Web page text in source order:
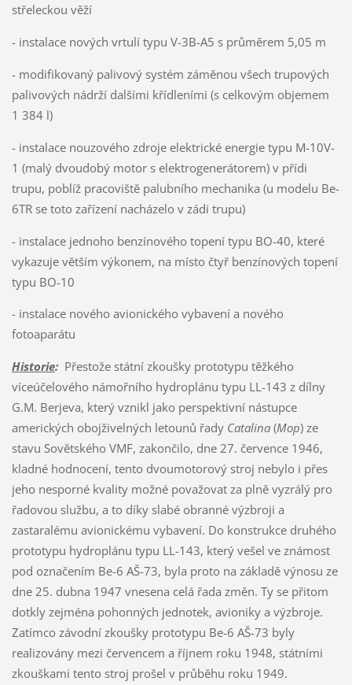
střeleckou věží
- instalace nových vrtulí typu V-3B-A5 s průměrem 5,05 m
- modifikovaný palivový systém záměnou všech trupových
palivových nádrží dalšími křídleními (s celkovým objemem
1 384 l)
- instalace nouzového zdroje elektrické energie typu M-10V-
1 (malý dvoudobý motor s elektrogenerátorem) v přídi
trupu, poblíž pracoviště palubního mechanika (u modelu Be-
6TR se toto zařízení nacházelo v zádi trupu)
- instalace jednoho benzínového topení typu BO-40, které
vykazuje větším výkonem, na místo čtyř benzínových topení
typu BO-10
- instalace nového avionického vybavení a nového
fotoaparátu
Historie:Přestože státní zkoušky prototypu těžkého
víceúčelového námořního hydroplánu typu LL-143 z dílny
G.M. Berjeva, který vznikl jako perspektivní nástupce
amerických obojživelných letounů řady Catalina(Mop) ze
stavu Sovětského VMF, zakončilo, dne 27. července 1946,
kladné hodnocení, tento dvoumotorový stroj nebylo i přes
jeho nesporné kvality možné považovat za plně vyzrálý pro
řadovou službu, a to díky slabé obranné výzbroji a
zastaralému avionickému vybavení. Do konstrukce druhého
prototypu hydroplánu typu LL-143, který vešel ve známost
pod označením Be-6 AŠ-73, byla proto na základě výnosu ze
dne 25. dubna 1947 vnesena celá řada změn. Ty se přitom
dotkly zejména pohonných jednotek, avioniky a výzbroje.
Zatímco závodní zkoušky prototypu Be-6 AŠ-73 byly
realizovány mezi červencem a říjnem roku 1948, státními
zkouškami tento stroj prošel v průběhu roku 1949.